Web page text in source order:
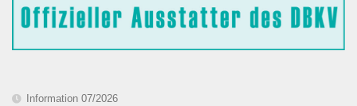
Information 07/2026